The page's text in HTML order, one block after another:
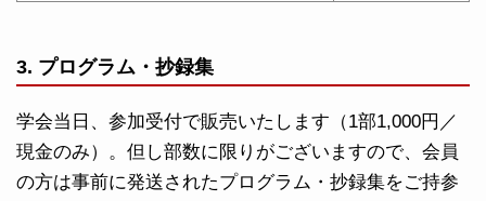
3. プログラム・抄録集
学会当日、参加受付で販売いたします（1部1,000円／
現金のみ）。但し部数に限りがございますので、会員
の方は事前に発送されたプログラム・抄録集をご持参